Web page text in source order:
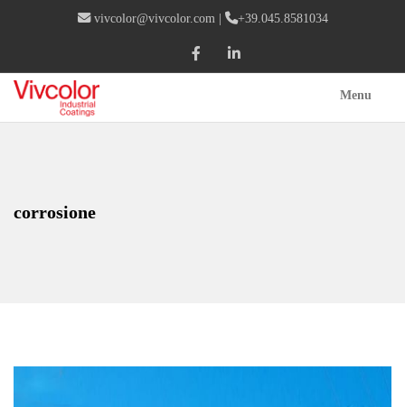
vivcolor@vivcolor.com | +39.045.8581034
Menu
corrosione